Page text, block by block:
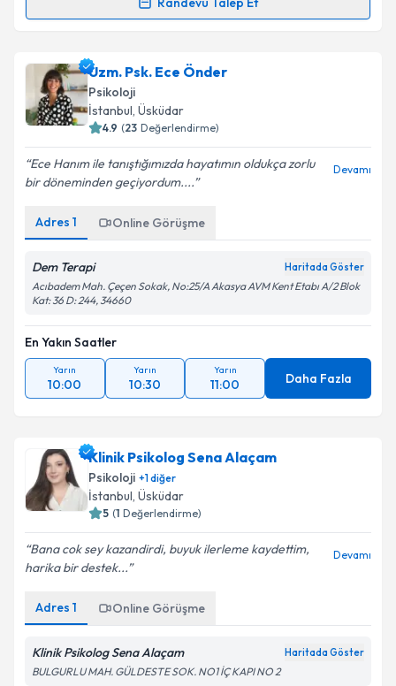
için bir takvim hazırlandığında e-posta ile
bilgilendireceğiz.
E-posta Adresiniz
Metni'ni okudum ve kişisel verilerimin belirtilen
Uzm. Psk. Ece Önder
Psikoloji
İstanbul, Üsküdar
4.9 (23 Değerlendirme)
Ece Hanım ile tanıştığımızda hayatımın oldukça zorlu
bir döneminden geçiyordum....
Devamı
Adres 1 Online Görüşme
Dem Terapi Haritada Göster
Acıbadem Mah. Çeçen Sokak, No:25/A Akasya AVM Kent Etabı A/2 Blok
Kat: 36 D: 244, 34660
En Yakın Saatler
Yarın
10:00
Yarın
10:30
Yarın
11:00 Daha Fazla
Klinik Psikolog Sena Alaçam
Psikoloji +1diğer
İstanbul, Üsküdar
5 (1 Değerlendirme)
Bana cok sey kazandirdi, buyuk ilerleme kaydettim,
harika bir destek...
Devamı
Adres 1 Online Görüşme
Klinik Psikolog Sena Alaçam Haritada Göster
BULGURLU MAH. GÜLDESTE SOK. NO1 İÇ KAPI NO 2